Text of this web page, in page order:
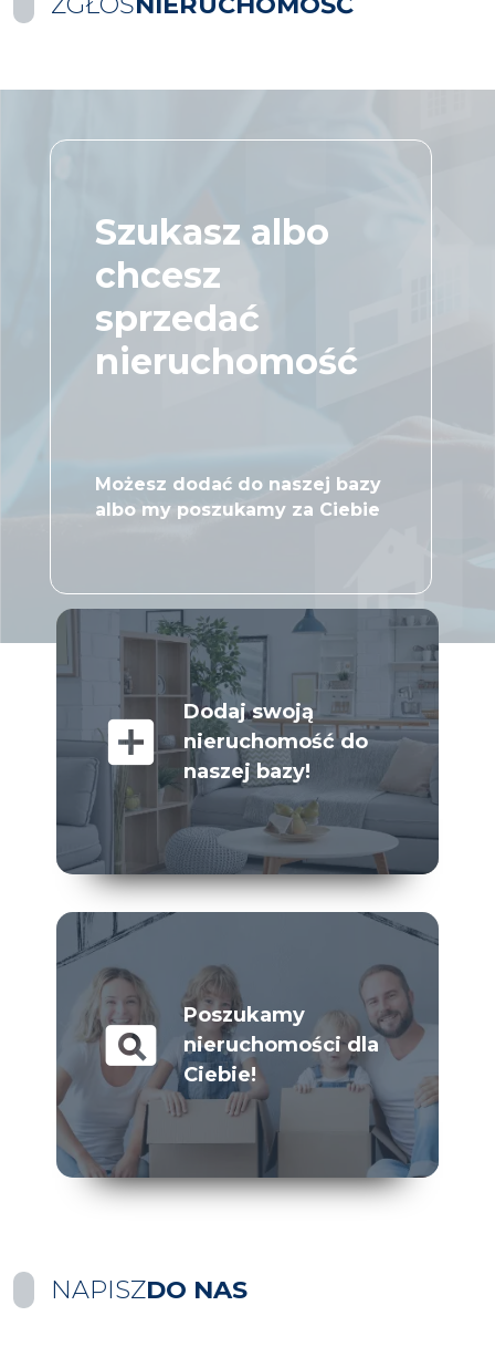
Szukasz albo
chcesz
sprzedać
nieruchomość
Możesz dodać do naszej bazy
albo my poszukamy za Ciebie
add_box
Dodaj swoją
nieruchomość do
naszej bazy!
pageview
Poszukamy
nieruchomości dla
Ciebie!
NAPISZDO NAS